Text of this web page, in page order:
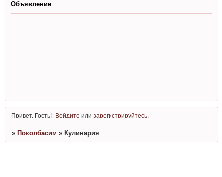
Объявление
Привет, Гость! Войдите илизарегистрируйтесь
» Поколбасим » Кулинария